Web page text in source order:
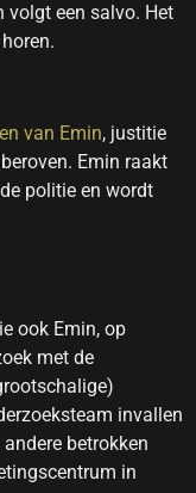
volgt een salvo. Het
van Emin, justitie
Emin raakt
politie en wordt
ook Emin, op
met de
invallen
betrokken
in